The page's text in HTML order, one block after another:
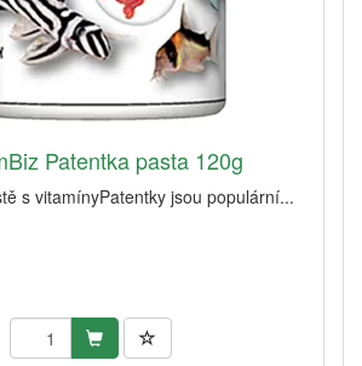
Patentka pasta 120g
s vitamínyPatentky jsou populární...